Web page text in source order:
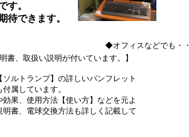
す。
待できます。
◆オフィスなどでも・・
書、取扱い説明が付いています。】
ソルトランプ】の詳しいパンフレット
付属しています。
効果、使用方法【使い方】などを元よ
明書、電球交換方法も詳しく記載して